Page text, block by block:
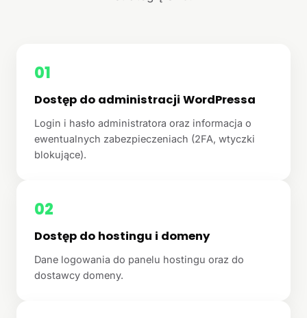
01
Dostęp do administracji WordPressa
Login i hasło administratora oraz informacja o
ewentualnych zabezpieczeniach (2FA, wtyczki
blokujące).
02
Dostęp do hostingu i domeny
Dane logowania do panelu hostingu oraz do
dostawcy domeny.